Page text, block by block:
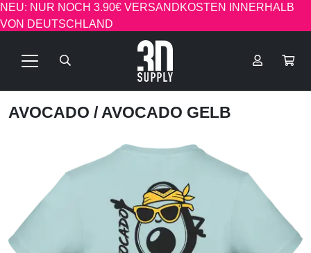
NEU: NUR NOCH 3.90€ VERSANDKOSTEN INNERHALB
VON DEUTSCHLAND
AVOCADO / AVOCADO GELB